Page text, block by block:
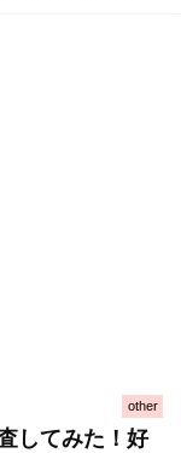
other
してみた！好